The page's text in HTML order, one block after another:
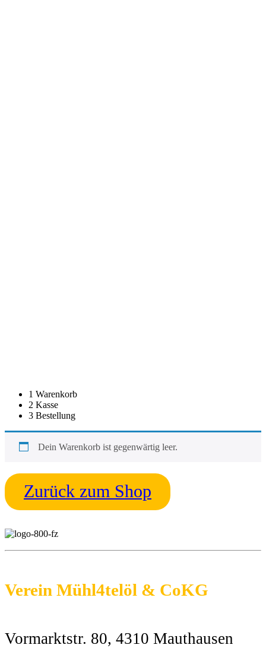
1 Warenkorb
2 Kasse
3 Bestellung
Dein Warenkorb ist gegenwärtig leer.
Zurück zum Shop
Verein Mühl4telöl & CoKG
Vormarktstr. 80, 4310 Mauthausen